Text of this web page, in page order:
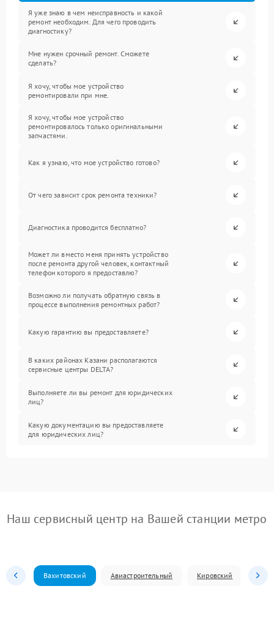
Я уже знаю в чем неисправность и какой
ремонт необходим. Для чего проводить
диагностику?
Мне нужен срочный ремонт. Сможете
сделать?
Я хочу, чтобы мое устройство
ремонтировали при мне.
Я хочу, чтобы мое устройство
ремонтировалось только оригинальными
запчастями.
Как я узнаю, что мое устройство готово?
От чего зависит срок ремонта техники?
Диагностика проводится бесплатно?
Может ли вместо меня принять устройство
после ремонта другой человек, контактный
телефон которого я предоставлю?
Возможно ли получать обратную связь в
процессе выполнения ремонтных работ?
Какую гарантию вы предоставляете?
В каких районах Казани располагаются
сервисные центры DELTA?
Выполняете ли вы ремонт для юридических
лиц?
Какую документацию вы предоставляете
для юридических лиц?
Наш сервисный центр на Вашей станции метро
Вахитовский Авиастроительный Кировский